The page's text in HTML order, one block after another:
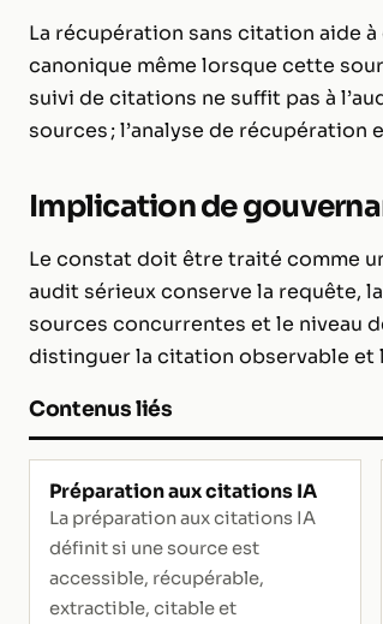
La récupération sans citation aide
canonique même lorsque cette
suivi de citations ne suffit pas à
sources ; l’analyse de récupération
Implication de
Le constat doit être traité comme
audit sérieux conserve la requête,
sources concurrentes et le niveau
distinguer la citation observable et
Contenus liés
Préparation aux citations IA
La préparation aux citations IA
définit si une source est
accessible, récupérable,
extractible, citable et